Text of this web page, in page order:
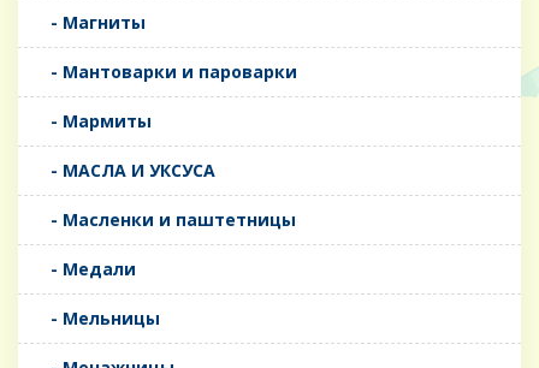
- Магниты
- Мантоварки и пароварки
- Мармиты
- МАСЛА И УКСУСА
- Масленки и паштетницы
- Медали
- Мельницы